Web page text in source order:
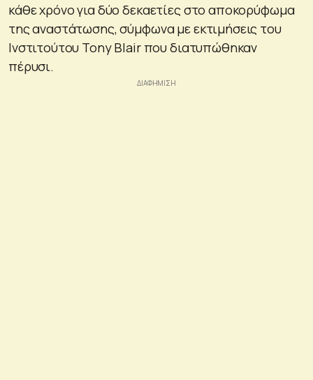
κάθε χρόνο για δύο δεκαετίες στο αποκορύφωμα
της αναστάτωσης, σύμφωνα με εκτιμήσεις του
Ινστιτούτου Tony Blair που διατυπώθηκαν
πέρυσι.